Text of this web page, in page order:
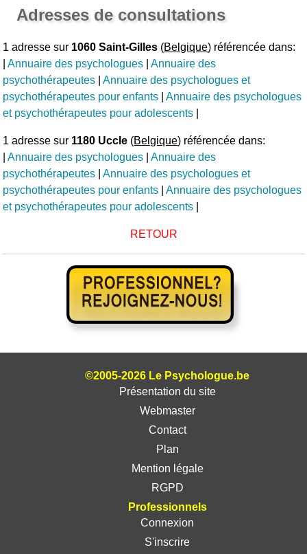
Adresses de consultations
1 adresse sur 1060 Saint-Gilles (Belgique) référencée dans:
|Annuaire des psychologues |Annuaire des
psychothérapeutes |Annuaire des psychologues et
psychothérapeutes pour enfants |Annuaire des psychologues
et psychothérapeutes pour adolescents
1 adresse sur 1180 Uccle (Belgique) référencée dans:
|Annuaire des psychologues |Annuaire des
psychothérapeutes |Annuaire des psychologues et
psychothérapeutes pour enfants |Annuaire des psychologues
et psychothérapeutes pour adolescents
RETOUR
©2005-2026 Le Psychologue.be
Présentation du site
Webmaster
Contact
Plan
Mention légale
RGPD
Professionnels
Connexion
S'inscrire